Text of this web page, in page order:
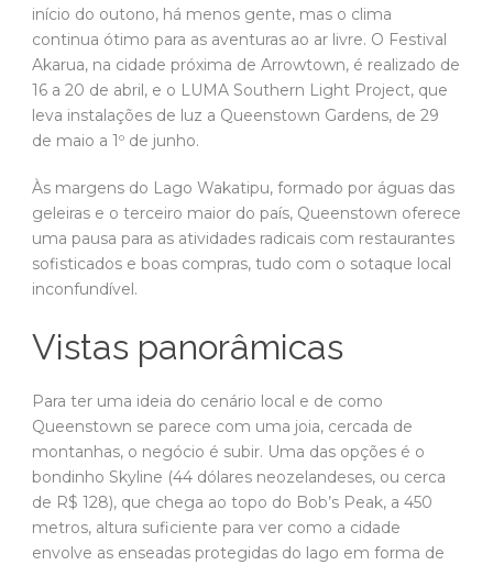
início do outono, há menos gente, mas o clima
continua ótimo para as aventuras ao ar livre. O Festival
Akarua, na cidade próxima de Arrowtown, é realizado de
16 a 20 de abril, e o LUMA Southern Light Project, que
leva instalações de luz a Queenstown Gardens, de 29
de maio a 1º de junho.
Às margens do Lago Wakatipu, formado por águas das
geleiras e o terceiro maior do país, Queenstown oferece
uma pausa para as atividades radicais com restaurantes
sofisticados e boas compras, tudo com o sotaque local
inconfundível.
Vistas panorâmicas
Para ter uma ideia do cenário local e de como
Queenstown se parece com uma joia, cercada de
montanhas, o negócio é subir. Uma das opções é o
bondinho Skyline (44 dólares neozelandeses, ou cerca
de R$ 128), que chega ao topo do Bob’s Peak, a 450
metros, altura suficiente para ver como a cidade
envolve as enseadas protegidas do lago em forma de